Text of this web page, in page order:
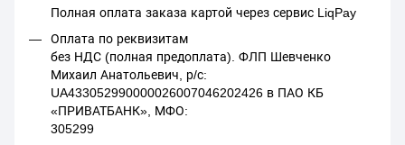
Полная оплата заказа картой через сервис LiqPay
Оплата по реквизитам
без НДС (полная предоплата). ФЛП Шевченко
Михаил Анатольевич, р/с:
UA433052990000026007046202426 в ПАО КБ
«ПРИВАТБАНК», МФО:
305299